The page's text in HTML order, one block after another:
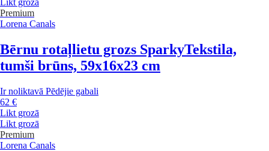
Premium
Lorena Canals
Bērnu rotaļlietu grozs SparkyTekstila,
tumši brūns, 59x16x23 cm
Ir noliktavā Pēdējie gabali
62 €
Likt grozā
Likt grozā
Premium
Lorena Canals